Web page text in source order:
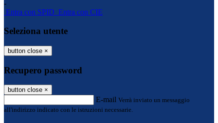
-
Entra con SPID Entra con CIE
Seleziona utente
button close ×
Recupero password
button close ×
E-mail Verrà inviato un messaggio
all'indirizzo indicato con le istruzioni necessarie.